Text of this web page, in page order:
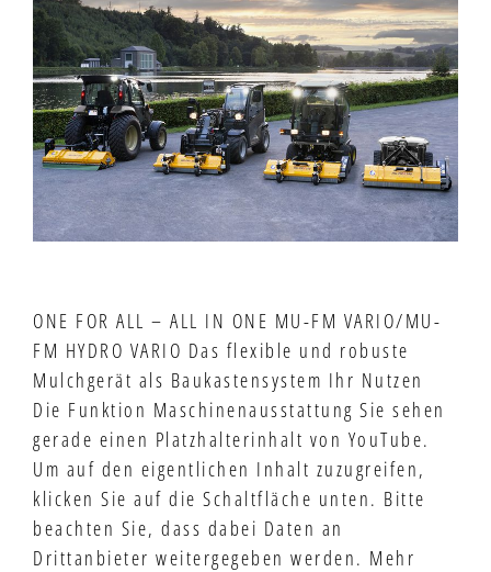
ONE FOR ALL – ALL IN ONE MU-FM VARIO/MU-
FM HYDRO VARIO Das flexible und robuste
Mulchgerät als Baukastensystem Ihr Nutzen
Die Funktion Maschinenausstattung Sie sehen
gerade einen Platzhalterinhalt von YouTube.
Um auf den eigentlichen Inhalt zuzugreifen,
klicken Sie auf die Schaltfläche unten. Bitte
beachten Sie, dass dabei Daten an
Drittanbieter weitergegeben werden. Mehr